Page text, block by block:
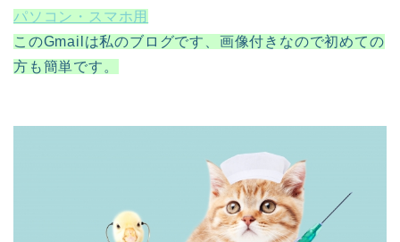
パソコン・スマホ用
このGmailは私のブログです、画像付きなので初めての
方も簡単です。